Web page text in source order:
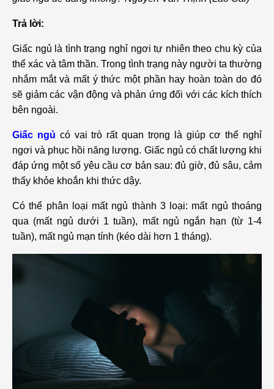
Trả lời:
Giấc ngủ là tình trạng nghỉ ngơi tự nhiên theo chu kỳ của
thể xác và tâm thần. Trong tình trạng này người ta thường
nhắm mắt và mất ý thức một phần hay hoàn toàn do đó
sẽ giảm các vận động và phản ứng đối với các kích thích
bên ngoài.
Giấc ngủ có vai trò rất quan trọng là giúp cơ thể nghỉ
ngơi và phục hồi năng lượng. Giấc ngủ có chất lượng khi
đáp ứng một số yêu cầu cơ bản sau: đủ giờ, đủ sâu, cảm
thấy khỏe khoắn khi thức dậy.
Có thể phân loại mất ngủ thành 3 loại: mất ngủ thoáng
qua (mất ngủ dưới 1 tuần), mất ngủ ngắn hạn (từ 1-4
tuần), mất ngủ mạn tính (kéo dài hơn 1 tháng).